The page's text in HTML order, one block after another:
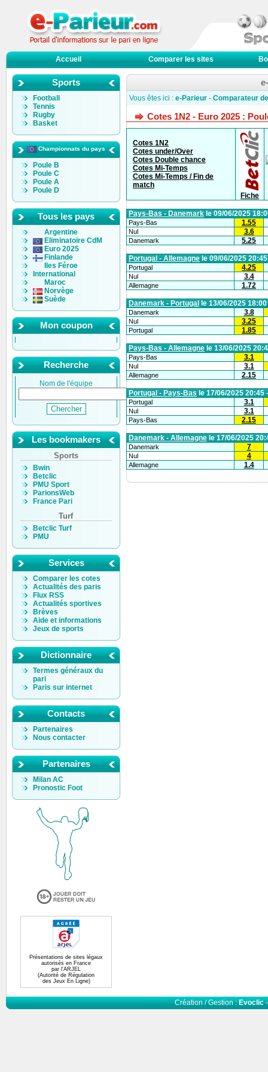
Accueil Comparer les sites
Sports
Football
Tennis
Rugby
Basket
Championnats du pays
Poule B
Poule C
Poule A
Poule D
Tous les pays
Argentine
Eliminatoire CdM
Euro 2025
Finlande
Iles Féroe
International
Maroc
Norvège
Suède
Mon coupon
Recherche
Nom de l'équipe
Les bookmakers
Sports
Bwin
Betclic
PMU Sport
ParionsWeb
France Pari
Turf
Betclic Turf
PMU
Services
Comparer les cotes
Actualités des paris
Flux RSS
Actualités sportives
Brèves
Aide et informations
Jeux de sports
Dictionnaire
Termes généraux du
pari
Paris sur internet
Contacts
Partenaires
Nous contacter
Partenaires
Milan AC
Pronostic Foot
Présentations de sites légaux
autorisés en France
par l'ARJEL
(Autorité de Régulation
des Jeux En Ligne)
Vous êtes ici : e-Parieur - Comparateur
Cotes 1N2 - Euro 2025 :
Cotes 1N2
Cotes under/Over
Cotes Double chance
Cotes Mi-Temps
Cotes Mi-Temps / Fin de
match
Fiche
Pays-Bas - Danemarkle 09/06/2025
Pays-Bas 1.55
Nul 3.6
Danemark 5.25
Portugal - Allemagnele 09/06/2025
Portugal 4.25
Nul 3.4
Allemagne 1.72
Danemark - Portugalle 13/06/2025
Danemark 3.8
Nul 3.25
Portugal 1.85
Pays-Bas - Allemagnele 13/06/2025
Pays-Bas 3.1
Nul 3.1
Allemagne 2.15
Portugal - Pays-Basle 17/06/2025 20:45
Portugal 3.1
Nul 3.1
Pays-Bas 2.15
Danemark - Allemagnele 17/06/2025
Danemark 7
Nul 4
Allemagne 1.4
Création / Gestion :Evoclic-